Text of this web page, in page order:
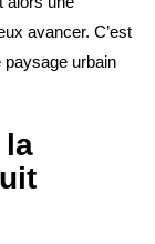
avancer. C’est
paysage urbain
la